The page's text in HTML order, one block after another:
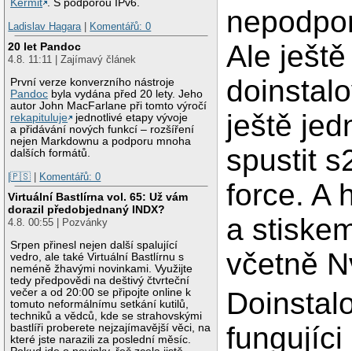
Kermit . S podporou IPv6.
Ladislav Hagara | Komentářů: 0
20 let Pandoc
4.8. 11:11 | Zajímavý článek
První verze konverzního nástroje
Pandoc byla vydána před 20 lety. Jeho
autor John MacFarlane při tomto výročí
rekapituluje
jednotlivé etapy vývoje
a přidávání nových funkcí – rozšíření
nejen Markdownu a podporu mnoha
dalších formátů.
|🇵🇸 | Komentářů: 0
Virtuální Bastlírna vol. 65: Už vám
dorazil předobjednaný INDX?
4.8. 00:55 | Pozvánky
Srpen přinesl nejen další spalující
vedro, ale také Virtuální Bastlírnu s
neméně žhavými novinkami. Využijte
tedy předpovědi na deštivý čtvrteční
večer a od 20:00 se připojte online k
tomuto neformálnímu setkání kutilů,
techniků a vědců, kde se strahovskými
bastlíři proberete nejzajímavější věci, na
které jste narazili za poslední měsíc.
Ale
ještě
spustit
force. A
a
včetně
fungujíci